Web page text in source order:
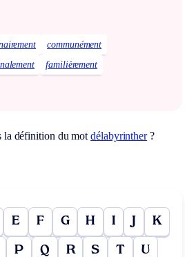
communément
familièrement
la définition du motdélabyrinther?
E F G H I J K
P Q R S T U